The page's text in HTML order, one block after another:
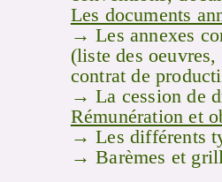
Les documents
→ Les annexes
(liste des
contrat de
→ La cession de
Rémunération et
→ Les différents
→ Barèmes et